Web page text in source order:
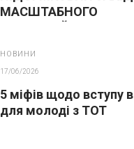
МАСШТАБНОГО
НОВИНИ
17/06/2026
5 міфів щодо вступу в
для молоді з ТОТ